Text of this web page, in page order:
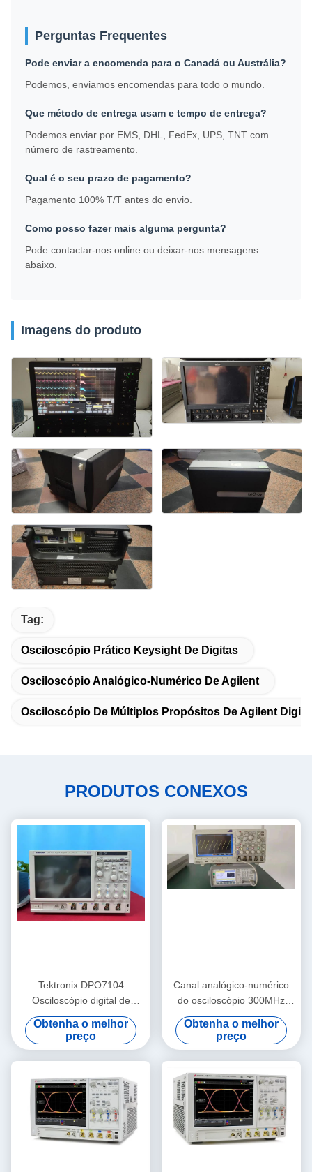
Perguntas Frequentes
Pode enviar a encomenda para o Canadá ou Austrália?
Podemos, enviamos encomendas para todo o mundo.
Que método de entrega usam e tempo de entrega?
Podemos enviar por EMS, DHL, FedEx, UPS, TNT com
número de rastreamento.
Qual é o seu prazo de pagamento?
Pagamento 100% T/T antes do envio.
Como posso fazer mais alguma pergunta?
Pode contactar-nos online ou deixar-nos mensagens
abaixo.
Imagens do produto
Tag:
Osciloscópio Prático Keysight De Digitas
Osciloscópio Analógico-Numérico De Agilent
Osciloscópio De Múltiplos Propósitos De Agilent
PRODUTOS CONEXOS
Tektronix DPO7104
Osciloscópio digital de
fósforo com largura de
banda de 1 GHz, 4 canais e
taxa de amostragem de 10
GS/s
Obtenha o melhor
preço
Canal analógico-numérico
do osciloscópio 300MHz
2.5GS/S 4 de Tektronix
DPO3034
Obtenha o melhor
preço